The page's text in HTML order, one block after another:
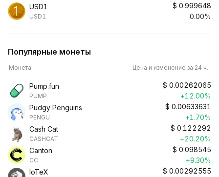
USD1
USD1
$ 0.999648
0.00%
Популярные монеты
Монета Цена и изменение за 24 ч.
Pump.fun
PUMP
$ 0.00262065
+12.00%
Pudgy Penguins
PENGU
$ 0.00633631
+1.70%
Cash Cat
CASHCAT
$ 0.122292
+20.20%
Canton
CC
$ 0.098545
+9.30%
IoTeX
$ 0.00292555